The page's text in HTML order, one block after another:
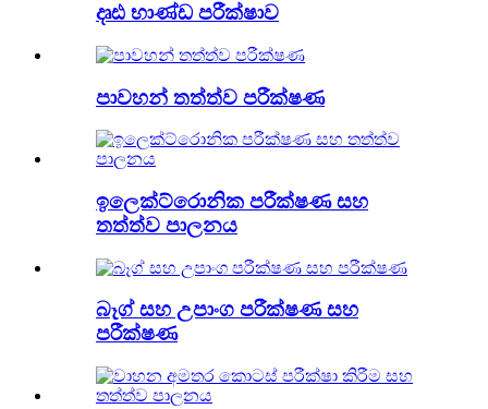
දෘඪ භාණ්ඩ පරීක්ෂාව
පාවහන් තත්ත්ව පරීක්ෂණ
ඉලෙක්ට්රොනික පරීක්ෂණ සහ
තත්ත්ව පාලනය
බෑග් සහ උපාංග පරීක්ෂණ සහ
පරීක්ෂණ